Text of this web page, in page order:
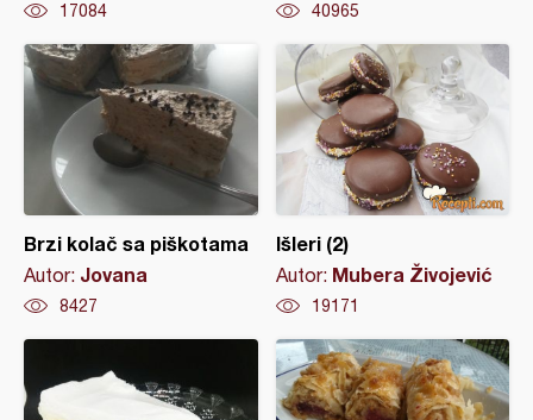
17084 40965
Brzi kolač sa piškotama
Autor: Jovana
8427
Išleri (2)
Autor: Mubera Živojević
19171